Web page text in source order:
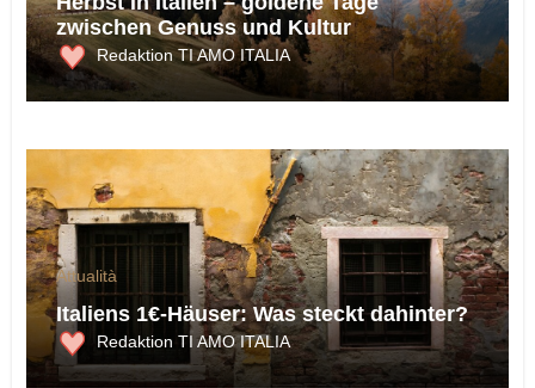
zwischen Genuss und Kultur
Redaktion TI AMO ITALIA
Attualità
Italiens 1€-Häuser: Was steckt dahinter?
Redaktion TI AMO ITALIA